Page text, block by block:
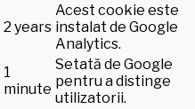
2 years
Acest cookie este
instalat de Google
Analytics.
1
minute
Setată de Google
pentru a distinge
utilizatorii.